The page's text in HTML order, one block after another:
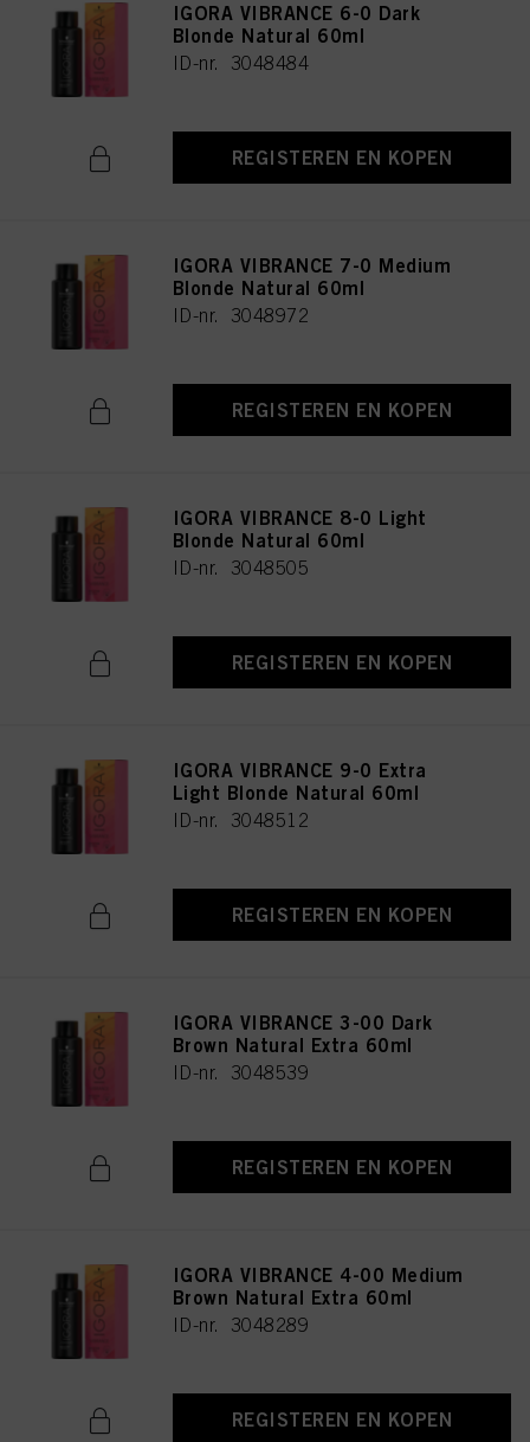
IGORA VIBRANCE 6-0 Dark
Blonde Natural 60ml
ID-nr. 3048484
REGISTEREN EN KOPEN
IGORA VIBRANCE 7-0 Medium
Blonde Natural 60ml
ID-nr. 3048972
REGISTEREN EN KOPEN
IGORA VIBRANCE 8-0 Light
Blonde Natural 60ml
ID-nr. 3048505
REGISTEREN EN KOPEN
IGORA VIBRANCE 9-0 Extra
Light Blonde Natural 60ml
ID-nr. 3048512
REGISTEREN EN KOPEN
IGORA VIBRANCE 3-00 Dark
Brown Natural Extra 60ml
ID-nr. 3048539
REGISTEREN EN KOPEN
IGORA VIBRANCE 4-00 Medium
Brown Natural Extra 60ml
ID-nr. 3048289
REGISTEREN EN KOPEN